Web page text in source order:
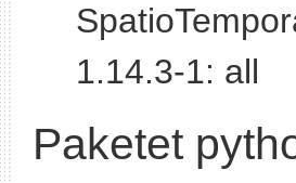
1.14.3-1: all
Paketet